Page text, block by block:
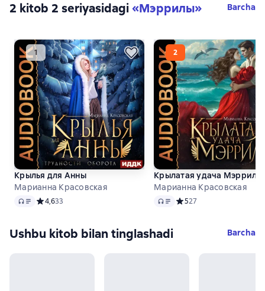
2 kitob 2 seriyasidagi«Мэррилы» Barcha
Крылья для Анны
Марианна Красовская
Audio Средний рейтинг 4,6 на основе 33 оценок
4,633
Крылатая удача Мэррила
Марианна Красовская
Audio Средний рейтинг 5 на
527
Ushbu kitob bilan tinglashadi Barcha